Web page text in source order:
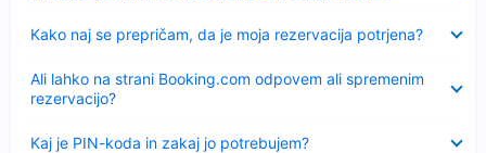
Kako naj se prepričam, da je moja rezervacija potrjena?
Ali lahko na strani Booking.com odpovem ali spremenim
rezervacijo?
Kaj je PIN-koda in zakaj jo potrebujem?